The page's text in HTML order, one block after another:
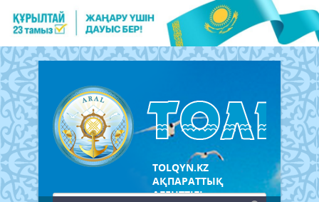
TOLQYN.KZ
АҚПАРАТТЫҚ
АГЕНТТІГІ